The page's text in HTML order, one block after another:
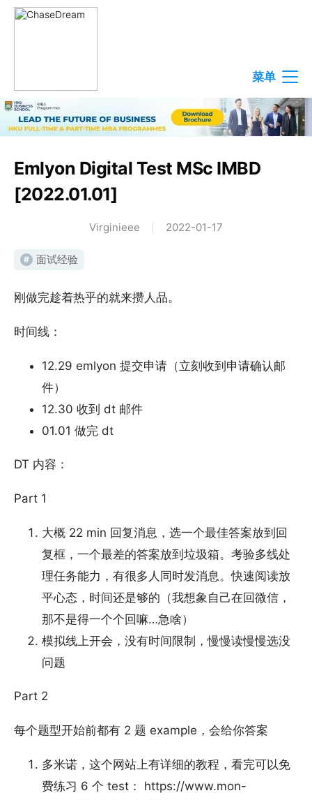
菜单
Emlyon Digital Test MSc IMBD
[2022.01.01]
Virginieee 2022-01-17
# 面试经验
刚做完趁着热乎的就来攒人品。
时间线：
12.29 emlyon 提交申请（立刻收到申请确认邮
件）
12.30 收到 dt 邮件
01.01 做完 dt
DT 内容：
Part 1
大概 22 min 回复消息，选一个最佳答案放到回
复框，一个最差的答案放到垃圾箱。考验多线处
理任务能力，有很多人同时发消息。快速阅读放
平心态，时间还是够的（我想象自己在回微信，
那不是得一个个回嘛…急啥）
模拟线上开会，没有时间限制，慢慢读慢慢选没
问题
Part 2
每个题型开始前都有 2 题 example，会给你答案
多米诺，这个网站上有详细的教程，看完可以免
费练习 6 个 test： https://www.mon-